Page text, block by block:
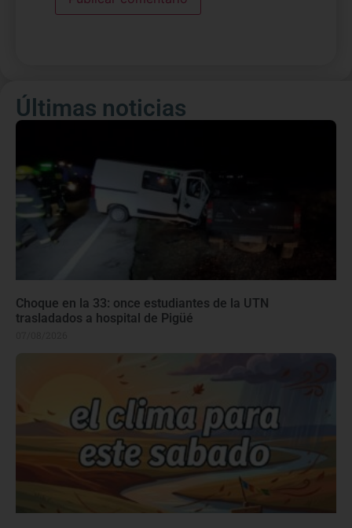
Últimas noticias
Choque en la 33: once estudiantes de la UTN
trasladados a hospital de Pigüé